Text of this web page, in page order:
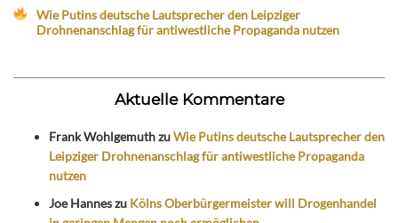
Wie Putins deutsche Lautsprecher den Leipziger
Drohnenanschlag für antiwestliche Propaganda nutzen
Aktuelle Kommentare
Frank WohlgemuthzuWie Putins deutsche Lautsprecher den
Leipziger Drohnenanschlag für antiwestliche Propaganda
nutzen
Joe Hanneszu Kölns Oberbürgermeister will Drogenhandel